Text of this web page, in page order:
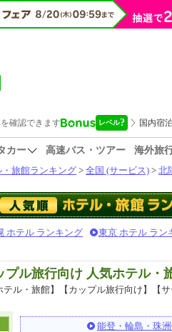
カー 高速バス・ツアー
海外旅
・旅館ランキング > 全国 (サービス) > 北
ホテル ランキング 東京 ホテル ラン
プル旅行向け 人気ホテル・
テル・旅館】【カップル旅行向け】【
能登・輪島・珠洲